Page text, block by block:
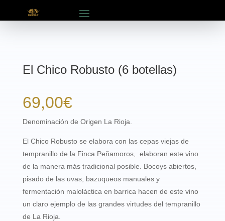
El Chico Robusto (6 botellas)
69,00€
Denominación de Origen La Rioja.
El Chico Robusto se elabora con las cepas viejas de
tempranillo de la Finca Peñamoros, elaboran este vino
de la manera más tradicional posible. Bocoys abiertos,
pisado de las uvas, bazuqueos manuales y
fermentación maloláctica en barrica hacen de este vino
un claro ejemplo de las grandes virtudes del tempranillo
de La Rioja.